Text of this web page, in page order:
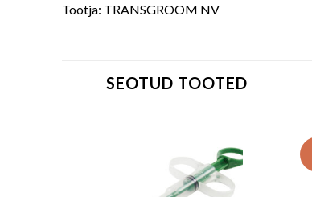
Tootja: TRANSGROOM NV
SEOTUD TOOTED